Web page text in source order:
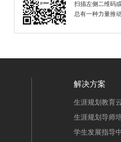
扫描左侧二维码
总有一种力量推
解决方案
生涯规划教育
生涯规划导师
学生发展指导